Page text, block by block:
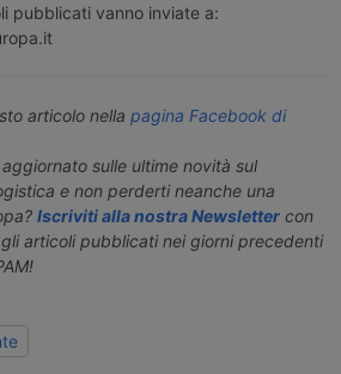
pubblicati vanno inviate a:
articolo nella pagina Facebook di
sulle ultime novità sul
e non perderti neanche una
Iscriviti alla nostra Newslettercon
articoli pubblicati nei giorni precedenti